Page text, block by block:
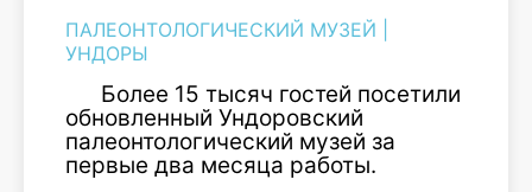
ПАЛЕОНТОЛОГИЧЕСКИЙ МУЗЕЙ
УНДОРЫ
Более 15 тысяч гостей посетили
обновленный Ундоровский
палеонтологический музей за
первые два месяца работы.